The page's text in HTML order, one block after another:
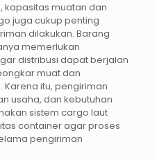
kapasitas muatan dan
juga cukup penting
dilakukan. Barang
memerlukan
distribusi dapat berjalan
muat dan
itu, pengiriman
usaha, dan kebutuhan
sistem cargo laut
container agar proses
pengiriman